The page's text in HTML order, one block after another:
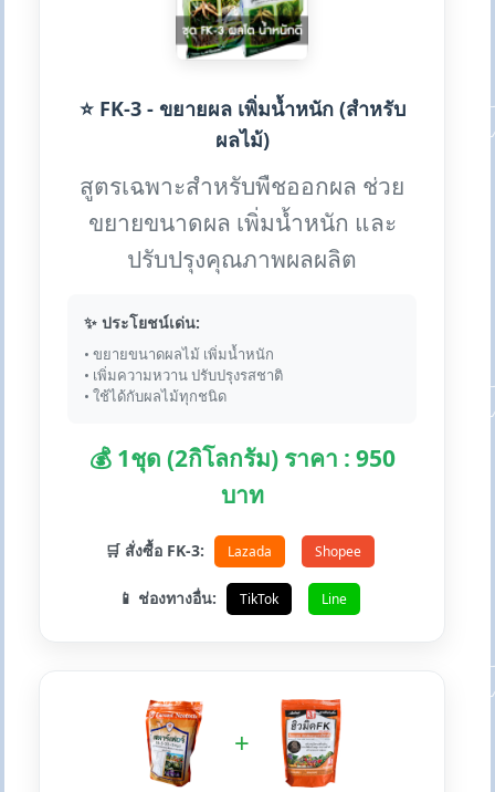
⭐ FK-3 - ขยายผล เพิ่มน้ำหนัก (สำหรับ
ผลไม้)
สูตรเฉพาะสำหรับพืชออกผล ช่วย
ขยายขนาดผล เพิ่มน้ำหนัก และ
ปรับปรุงคุณภาพผลผลิต
✨ ประโยชน์เด่น:
• ขยายขนาดผลไม้ เพิ่มน้ำหนัก
• เพิ่มความหวาน ปรับปรุงรสชาติ
• ใช้ได้กับผลไม้ทุกชนิด
💰 1ชุด (2กิโลกรัม) ราคา : 950
บาท
🛒 สั่งซื้อ FK-3: Lazada Shopee
📱 ช่องทางอื่น: TikTok Line
+